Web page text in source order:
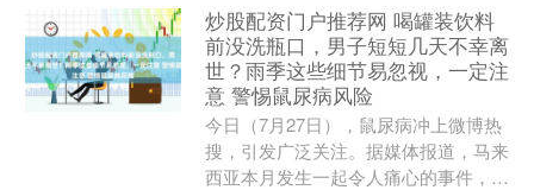
炒股配资门户推荐网 喝罐装饮料
前没洗瓶口，男子短短几天不幸离
世？雨季这些细节易忽视，一定注
意 警惕鼠尿病风险
今日（7月27日），鼠尿病冲上微博热
搜，引发广泛关注。据媒体报道，马来
西亚本月发生一起令人痛心的事件，23